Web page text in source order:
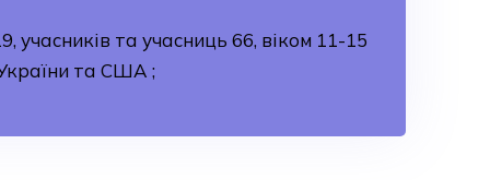
учасників та учасниць 66, віком 11-15
України та США ;